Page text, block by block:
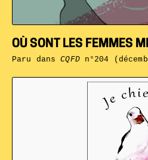
OÙ SONT LES FEMMES
Paru dansCQFDn°204